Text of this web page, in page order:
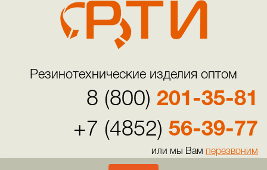
Резинотехнические изделия оптом
8 (800) 201-35-81
+7 (4852) 56-39-77
или мы Вам перезвоним